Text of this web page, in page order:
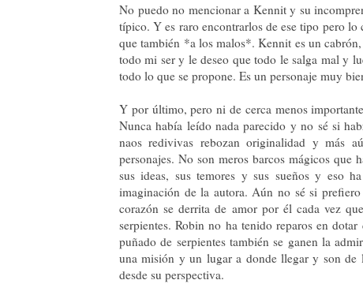
No puedo no mencionar a Kennit y su
típico. Y es raro encontrarlos de ese tipo pero lo
que también *a los malos*. Kennit es un
todo mi ser y le deseo que todo le salga mal y
todo lo que se propone. Es un personaje muy
Y por último, pero ni de cerca menos
Nunca había leído nada parecido y no sé si
naos redivivas rebozan originalidad y más
personajes. No son meros barcos mágicos que
sus ideas, sus temores y sus sueños y eso
imaginación de la autora. Aún no sé si
corazón se derrita de amor por él cada vez
serpientes. Robin no ha tenido reparos en
puñado de serpientes también se ganen la
una misión y un lugar a donde llegar y son de
desde su perspectiva.